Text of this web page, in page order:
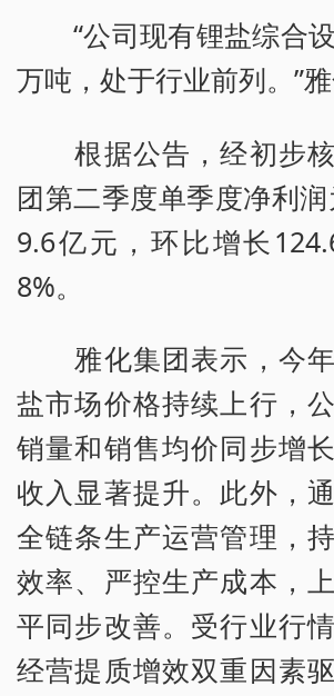
“公司现有锂盐综合
万吨，处于行业前列。”雅
根据公告，经初步核
团第二季度单季度净利
9.6亿元，环比增长
8%。
雅化集团表示，今年
盐市场价格持续上行，
销量和销售均价同步增
收入显著提升。此外，
全链条生产运营管理，
效率、严控生产成本，
平同步改善。受行业行
经营提质增效双重因素